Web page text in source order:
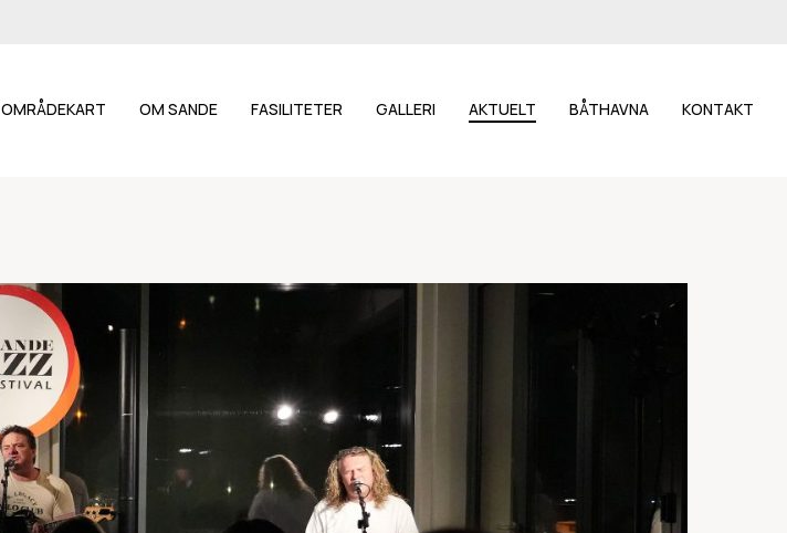
OMRÅDEKART OM SANDE FASILITETER GALLERI AKTUELT BÅTHAVNA KONTAKT